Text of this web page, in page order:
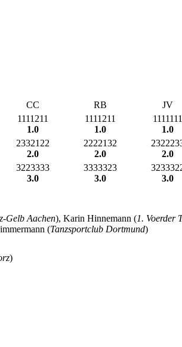
CC RB JV
1111211
1.0
1111211
1.0
1111111
1.0
2332122
2.0
2222132
2.0
2.0
3223333
3.0
3333323
3.0
3.0
Gelb Aachen), Karin Hinnemann (1. Voerder
(Tanzsportclub Dortmund)
)